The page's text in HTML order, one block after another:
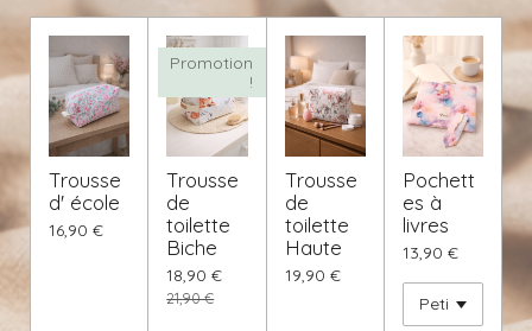
Trousse
d' école
16,90 €
Promotion
!
Trousse
de
toilette
Biche
18,90 €
21,90 €
Trousse
de
toilette
Haute
19,90 €
Pochett
es à
livres
13,90 €